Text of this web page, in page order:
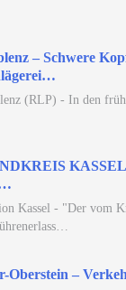
– Schwere
(RLP) - In den
KASSEL
Kassel - "Der vom
Oberstein –